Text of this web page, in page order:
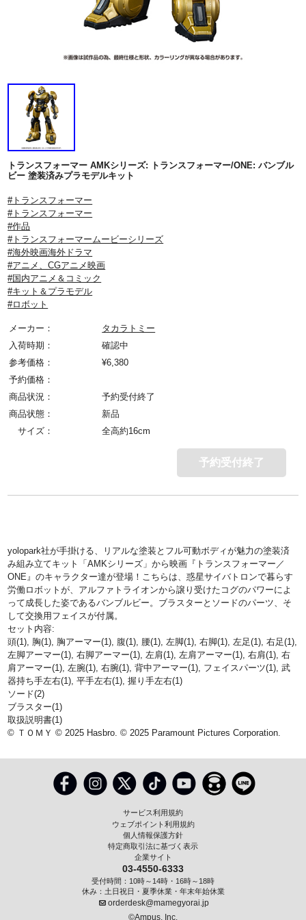
トランスフォーマー AMKシリーズ: トランスフォーマー/ONE: バンブル
ビー 塗装済みプラモデルキット
#トランスフォーマー
#トランスフォーマー
#作品
#トランスフォーマームービーシリーズ
#海外映画海外ドラマ
#アニメ、CGアニメ映画
#国内アニメ＆コミック
#キット＆プラモデル
#ロボット
メーカー：
タカラトミー
入荷時期：
確認中
参考価格：
¥6,380
予約価格：
商品状況：
予約受付終了
商品状態：
新品
サイズ：
全高約16cm
予約受付終了
yolopark社が手掛ける、リアルな塗装とフル可動ボディが魅力の塗装済
み組み立てキット「AMKシリーズ」から映画『トランスフォーマー／
ONE』のキャラクター達が登場！こちらは、惑星サイバトロンで暮らす
労働ロボットが、アルファトライオンから譲り受けたコグのパワーによ
って成長した姿であるバンブルビー。ブラスターとソードのパーツ、そ
して交換用フェイスが付属。
セット内容:
頭(1), 胸(1), 胸アーマー(1), 腹(1), 腰(1), 左脚(1), 右脚(1), 左足(1), 右足(1),
左脚アーマー(1), 右脚アーマー(1), 左肩(1), 左肩アーマー(1), 右肩(1), 右
肩アーマー(1), 左腕(1), 右腕(1), 背中アーマー(1), フェイスパーツ(1), 武
器持ち手左右(1), 平手左右(1), 握り手左右(1)
ソード(2)
ブラスター(1)
取扱説明書(1)
© ＴＯＭＹ © 2025 Hasbro. © 2025 Paramount Pictures Corporation.
サービス利用規約
ウェブポイント利用規約
個人情報保護方針
特定商取引法に基づく表示
企業サイト
03-4550-6333
受付時間：10時～14時・16時～18時
休み：土日祝日・夏季休業・年末年始休業
orderdesk@mamegyorai.jp
©Ampus, Inc.